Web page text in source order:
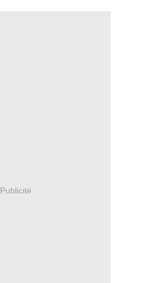
Publicité